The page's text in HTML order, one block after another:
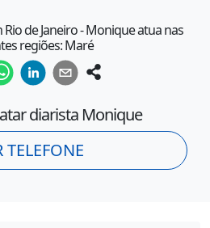
de Janeiro - Monique atua nas
regiões: Maré
diarista Monique
TELEFONE